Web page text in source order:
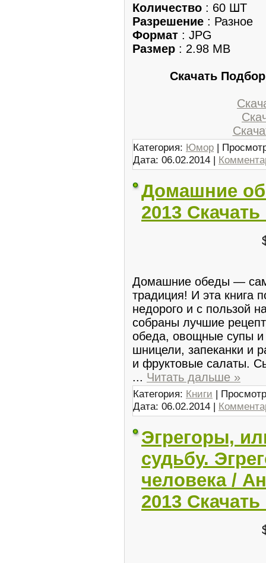
Количество : 60 ШТ
Разрешение : Разное
Формат : JPG
Размер : 2.98 MB
Скачать
Категория: Юмор |
Дата: 06.02.2014 |
Домашние
2013
Домашние обеды —
традиция! И эта книга
недорого и с пользой
собраны лучшие
обеда, овощные супы
шницели, запеканки и
и фруктовые салаты.
... Читать дальше »
Категория: Книги |
Дата: 06.02.2014 |
Эгрегоры,
судьбу.
человека /
2013